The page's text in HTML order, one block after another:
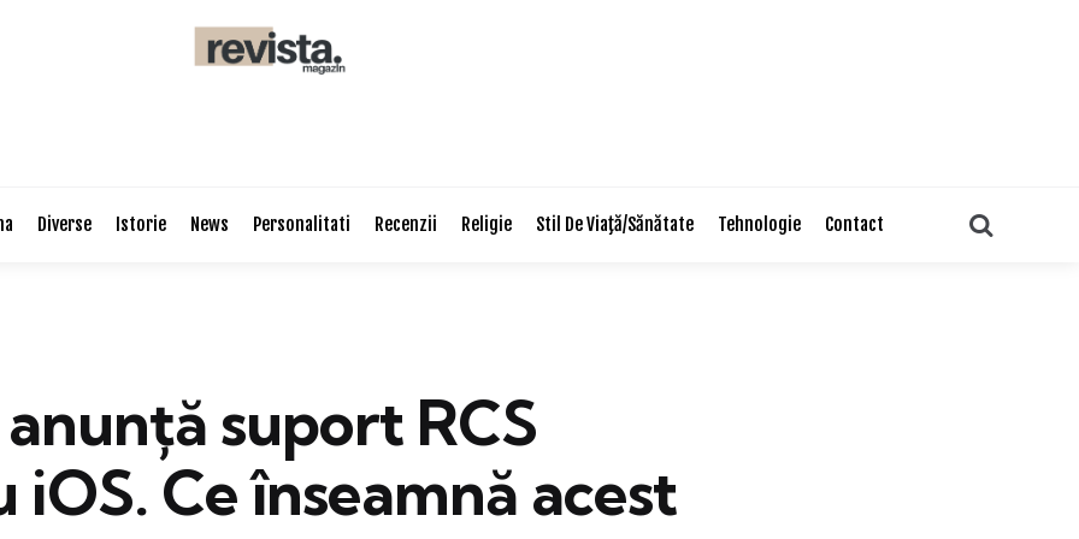
Diverse Istorie News Personalitati Recenzii Religie Stil De Viaţă/Sănătate Tehnologie Contact
suport RCS
Ce înseamnă acest